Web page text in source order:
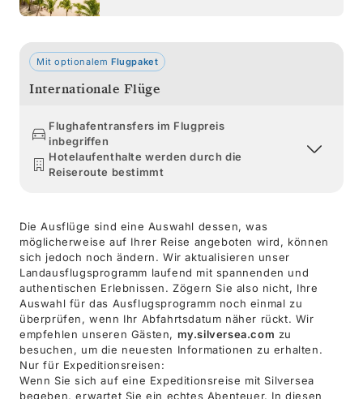
Mit optionalem Flugpaket
Internationale Flüge
Flughafentransfers im Flugpreis
inbegriffen
Hotelaufenthalte werden durch die
Reiseroute bestimmt
Die Ausflüge sind eine Auswahl dessen, was
möglicherweise auf Ihrer Reise angeboten wird, können
sich jedoch noch ändern. Wir aktualisieren unser
Landausflugsprogramm laufend mit spannenden und
authentischen Erlebnissen. Zögern Sie also nicht, Ihre
Auswahl für das Ausflugsprogramm noch einmal zu
überprüfen, wenn Ihr Abfahrtsdatum näher rückt. Wir
empfehlen unseren Gästen, my.silversea.com zu
besuchen, um die neuesten Informationen zu erhalten.
Nur für Expeditionsreisen:
Wenn Sie sich auf eine Expeditionsreise mit Silversea
begeben, erwartet Sie ein echtes Abenteuer. In diesen